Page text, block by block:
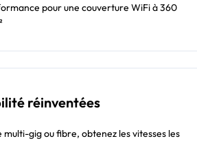
pour une couverture WiFi à 360
réinventées
multi-gig ou fibre, obtenez les vitesses les